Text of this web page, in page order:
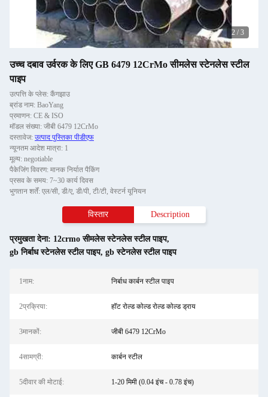
2 / 3
उच्च दबाव उर्वरक के लिए GB 6479 12CrMo सीमलेस स्टेनलेस स्टील
पाइप
उत्पत्ति के प्लेस: कैंगझाउ
ब्रांड नाम: BaoYang
प्रमाणन: CE & ISO
मॉडल संख्या: जीबी 6479 12CrMo
दस्तावेज: उत्पाद पुस्तिका पीडीएफ
न्यूनतम आदेश मात्रा: 1
मूल्य: negotiable
पैकेजिंग विवरण: मानक निर्यात पैकिंग
प्रसव के समय: 7~30 कार्य दिवस
भुगतान शर्तें: एल/सी, डी/ए, डी/पी, टी/टी, वेस्टर्न यूनियन
विस्तार Description
प्रमुखता देना: 12crmo सीमलेस स्टेनलेस स्टील पाइप,
gb निर्बाध स्टेनलेस स्टील पाइप, gb स्टेनलेस स्टील पाइप
1नाम: निर्बाध कार्बन स्टील पाइप
2प्रक्रिया: हॉट रोल्ड कोल्ड रोल्ड कोल्ड ड्राय
3मानकों: जीबी 6479 12CrMo
4सामग्री: कार्बन स्टील
5दीवार की मोटाई: 1-20 मिमी (0.04 इंच - 0.78 इंच)